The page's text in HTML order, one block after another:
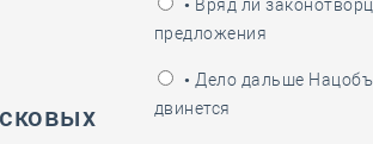
• Вряд ли
предложения
• Дело дальше
двинется